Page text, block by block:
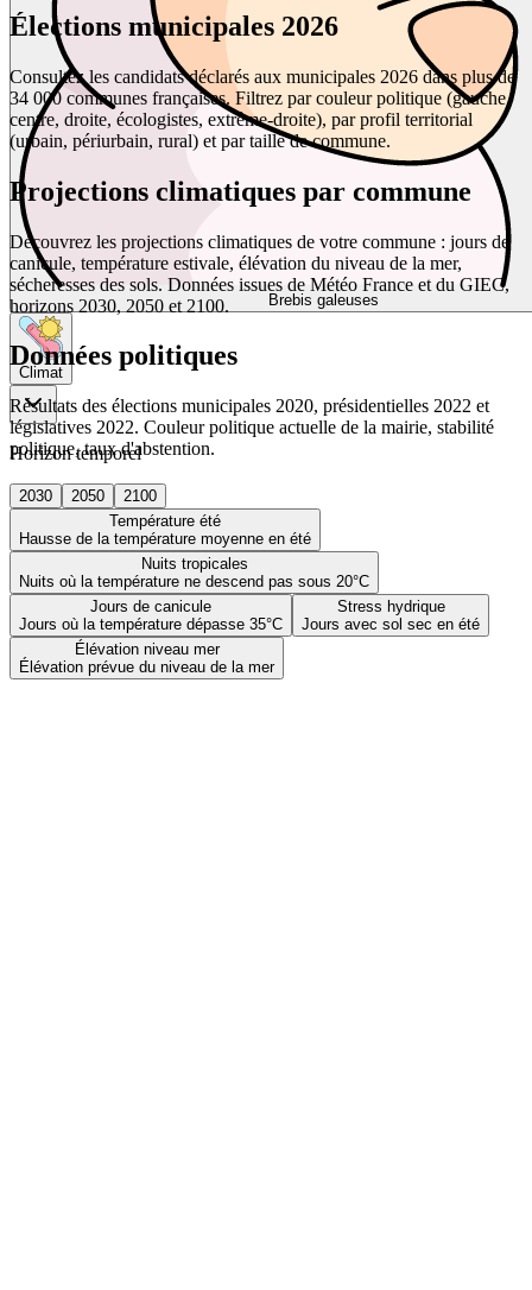
Brebis galeuses
Climat
Horizon temporel
2030 2050
2100
Température été
Hausse de la température moyenne en été
Nuits tropicales
Nuits où la température ne descend pas sous 20°C
Jours de canicule
Jours où la température dépasse 35°C
Stress hydrique
Jours avec sol sec en été
Élévation niveau mer
Élévation prévue du niveau de la mer
Élections municipales 2026
Consultez les candidats déclarés aux municipales 2026 dans plus de
34 000 communes françaises. Filtrez par couleur politique (gauche,
centre, droite, écologistes, extrême-droite), par profil territorial
(urbain, périurbain, rural) et par taille de commune.
Projections climatiques par commune
Découvrez les projections climatiques de votre commune : jours de
canicule, température estivale, élévation du niveau de la mer,
sécheresses des sols. Données issues de Météo France et du GIEC,
horizons 2030, 2050 et 2100.
Données politiques
Résultats des élections municipales 2020, présidentielles 2022 et
législatives 2022. Couleur politique actuelle de la mairie, stabilité
politique, taux d'abstention.